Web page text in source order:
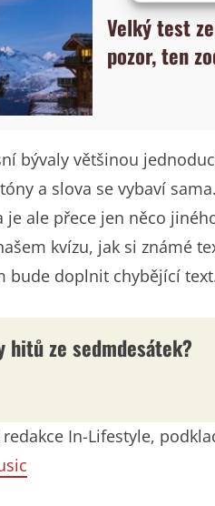
Velký test
pozor, ten
bývaly většinou
a slova se vybaví
ale přece jen něco
kvízu, jak si známé
bude doplnit chybějící
hitů ze sedmdesátek?
In-Lifestyle,